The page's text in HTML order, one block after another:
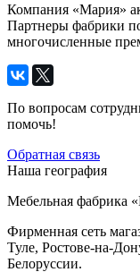
Компания «Мария»
Партнеры фабрики
многочисленные
По вопросам
помочь!
Обратная связь
Наша география
Мебельная фабрика
Фирменная сеть
Туле, Ростове-на-
Белоруссии.